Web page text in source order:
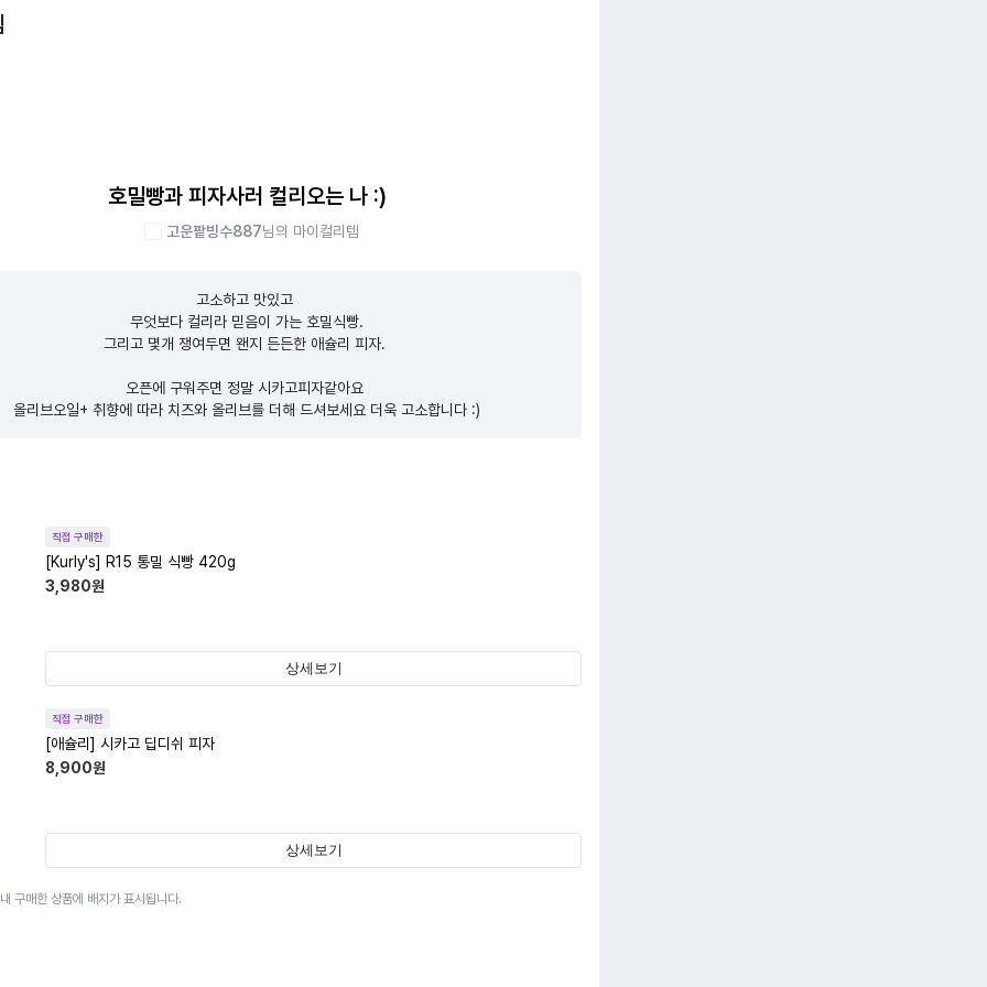
호밀빵과 피자사러 컬리오는 나 :)
고운팥빙수887님의 마이컬리템
고소하고 맛있고
무엇보다 컬리라 믿음이 가는 호밀식빵.
그리고 몇개 쟁여두면 왠지 든든한 애슐리 피자.
오픈에 구워주면 정말 시카고피자같아요
올리브오일+ 취향에 따라 치즈와 올리브를 더해 드셔보세요 더욱 고소합니다 :)
직접 구매한
[Kurly's] R15 통밀 식빵 420g
3,980원
상세보기
직접 구매한
[애슐리] 시카고 딥디쉬 피자
8,900원
상세보기
구매한 상품에 배지가 표시됩니다.